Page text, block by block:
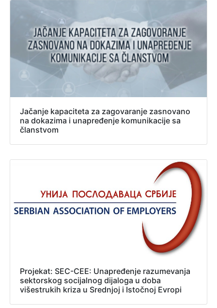
Jačanje kapaciteta za zagovaranje zasnovano
na dokazima i unapređenje komunikacije sa
članstvom
Projekat: SEC-CEE: Unapređenje razumevanja
sektorskog socijalnog dijaloga u doba
višestrukih kriza u Srednjoj i Istočnoj Evropi